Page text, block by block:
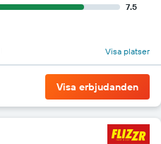
7.5
Visa platser
Visa erbjudanden